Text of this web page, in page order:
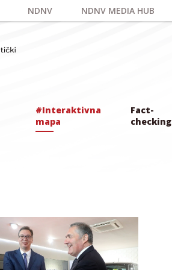
NDNV NDNV MEDIA HUB
#Interaktivna
mapa
Fact-
checking